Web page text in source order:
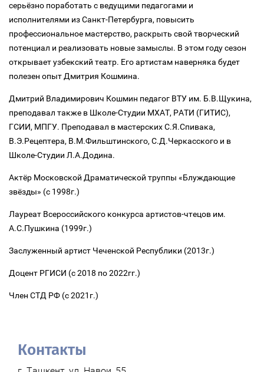
серьёзно поработать с ведущими педагогами и
исполнителями из Санкт‑Петербурга, повысить
профессиональное мастерство, раскрыть свой творческий
потенциал и реализовать новые замыслы. В этом году сезон
открывает узбекский театр. Его артистам наверняка будет
полезен опыт Дмитрия Кошмина.
Дмитрий Владимирович Кошмин педагог ВТУ им. Б.В.Щукина,
преподавал также в Школе-Студии МХАТ, РАТИ (ГИТИС),
ГСИИ, МПГУ. Преподавал в мастерских С.Я.Спивака,
В.Э.Рецептера, В.М.Фильштинского, С.Д.Черкасского и в
Школе-Студии Л.А.Додина.
Актёр Московской Драматической труппы «Блуждающие
звёзды» (с 1998г.)
Лауреат Всероссийского конкурса артистов-чтецов им.
А.С.Пушкина (1999г.)
Заслуженный артист Чеченской Республики (2013г.)
Доцент РГИСИ (с 2018 по 2022гг.)
Член СТД РФ (с 2021г.)
Контакты